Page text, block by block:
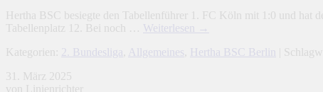
Traumtor
in
Winkel
Hertha BSC besiegte den Tabellenführer 1. FC Köln mit 1:0 und hat
Tabellenplatz 12. Bei noch … Weiterlesen
→
Kategorien:
2. Bundesliga Allgemeines Hertha BSC Berlin |
31. März 2025
von Linienrichter